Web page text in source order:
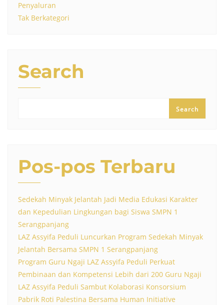
Penyaluran
Tak Berkategori
Search
Search
Pos-pos Terbaru
Sedekah Minyak Jelantah Jadi Media Edukasi Karakter
dan Kepedulian Lingkungan bagi Siswa SMPN 1
Serangpanjang
LAZ Assyifa Peduli Luncurkan Program Sedekah Minyak
Jelantah Bersama SMPN 1 Serangpanjang
Program Guru Ngaji LAZ Assyifa Peduli Perkuat
Pembinaan dan Kompetensi Lebih dari 200 Guru Ngaji
LAZ Assyifa Peduli Sambut Kolaborasi Konsorsium
Pabrik Roti Palestina Bersama Human Initiative